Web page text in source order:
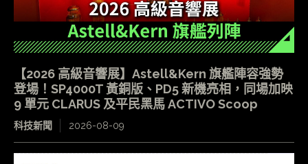
【2026 高級音響展】Astell&Kern 旗艦陣容強勢
登場！SP4000T 黃銅版、PD5 新機亮相，同場加映
9 單元 CLARUS 及平民黑馬 ACTIVO Scoop
科技新聞 2026-08-09